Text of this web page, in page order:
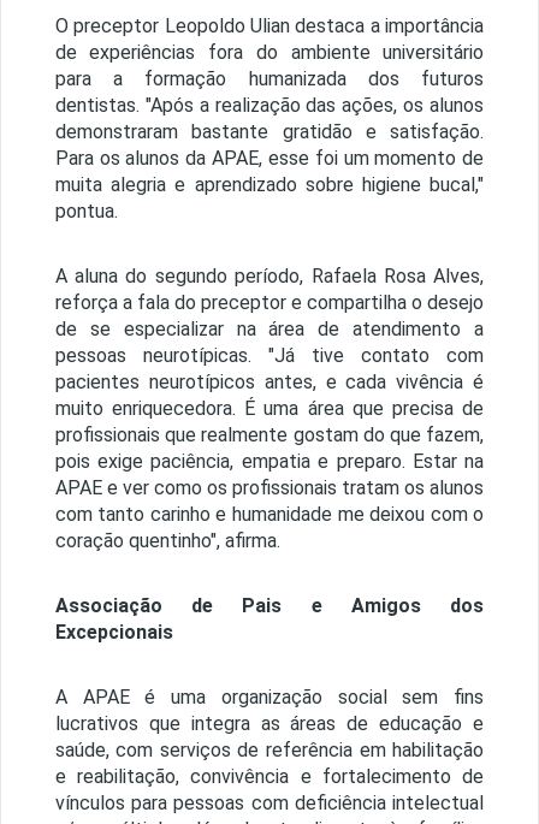
O preceptor Leopoldo Ulian destaca a importância
de experiências fora do ambiente universitário
para a formação humanizada dos futuros
dentistas. "Após a realização das ações, os alunos
demonstraram bastante gratidão e satisfação.
Para os alunos da APAE, esse foi um momento de
muita alegria e aprendizado sobre higiene bucal,"
pontua.
A aluna do segundo período, Rafaela Rosa Alves,
reforça a fala do preceptor e compartilha o desejo
de se especializar na área de atendimento a
pessoas neurotípicas. "Já tive contato com
pacientes neurotípicos antes, e cada vivência é
muito enriquecedora. É uma área que precisa de
profissionais que realmente gostam do que fazem,
pois exige paciência, empatia e preparo. Estar na
APAE e ver como os profissionais tratam os alunos
com tanto carinho e humanidade me deixou com o
coração quentinho", afirma.
Associação de Pais e Amigos dos
Excepcionais
A APAE é uma organização social sem fins
lucrativos que integra as áreas de educação e
saúde, com serviços de referência em habilitação
e reabilitação, convivência e fortalecimento de
vínculos para pessoas com deficiência intelectual